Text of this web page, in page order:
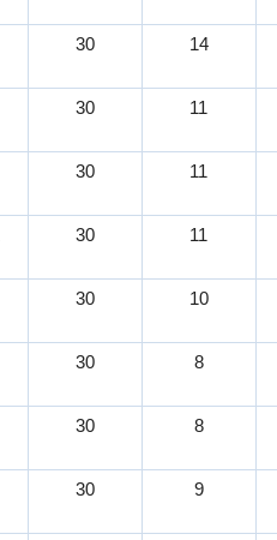
30 14
30 11
30 11
30 11
30 10
30 8
30 8
30 9